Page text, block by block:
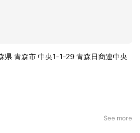
青森市 中央1-1-29 青森日商連中央
See more